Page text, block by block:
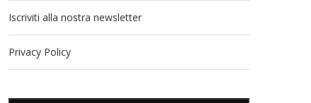
Iscriviti alla nostra newsletter
Privacy Policy